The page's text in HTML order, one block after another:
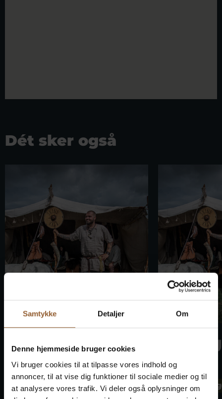
Samtykke Detaljer Om
Denne hjemmeside bruger cookies
Vi bruger cookies til at tilpasse vores indhold og
annoncer, til at vise dig funktioner til sociale medier og til
at analysere vores trafik. Vi deler også oplysninger om
Dét sker også
Bork
Vikingemarke
d
Bork Vikingehavn
Bork
d
Bork